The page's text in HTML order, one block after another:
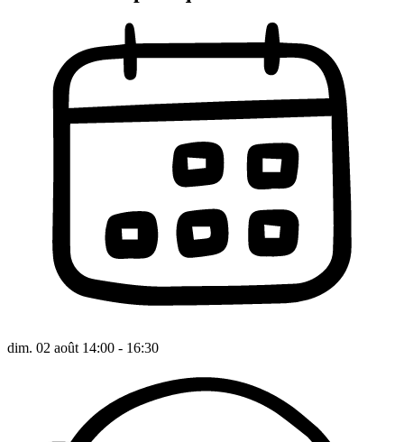
dim. 02 août 14:00 - 16:30